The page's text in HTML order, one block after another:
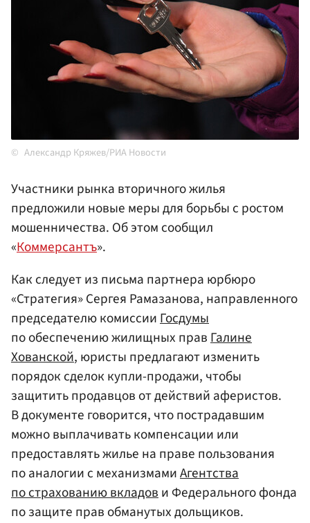
Александр Кряжев/РИА Новости
Участники рынка вторичного жилья
предложили новые меры для борьбы с ростом
мошенничества. Об этом сообщил
«Коммерсантъ».
Как следует из письма партнера юрбюро
«Стратегия» Сергея Рамазанова, направленного
председателю комиссииГосдумы
по обеспечению жилищных правГалине
Хованской, юристы предлагают изменить
порядок сделок купли-продажи, чтобы
защитить продавцов от действий аферистов.
В документе говорится, что пострадавшим
можно выплачивать компенсации или
предоставлять жилье на праве пользования
по аналогии с механизмамиАгентства
по страхованию вкладови Федерального фонда
по защите прав обманутых дольщиков.